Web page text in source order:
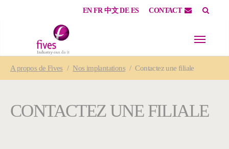
EN FR 中文 DE ES CONTACT
A propos de Fives Nos implantations Contactez une filiale
CONTACTEZ UNE FILIALE